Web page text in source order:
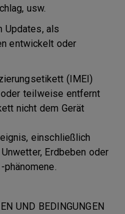
usw.
als
entwickelt oder
(IMEI)
teilweise entfernt
nicht dem Gerät
einschließlich
Erdbeben oder
UND BEDINGUNGEN